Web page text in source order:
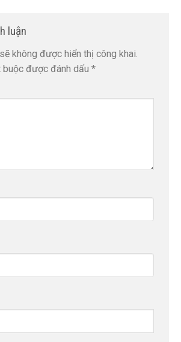
luận
không được hiển thị công khai.
được đánh dấu *